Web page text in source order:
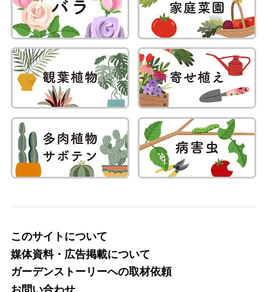
このサイトについて
媒体資料・広告掲載について
ガーデンストーリーへの取材依頼